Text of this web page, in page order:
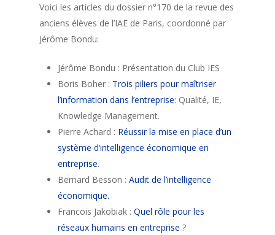
Voici les articles du dossier n°170 de la revue des
anciens élèves de l’IAE de Paris, coordonné par
Jérôme Bondu:
Jérôme Bondu : Présentation du Club IES
Boris Boher : Trois piliers pour maîtriser
l’information dans l’entreprise: Qualité, IE,
Knowledge Management.
Pierre Achard : Réussir la mise en place d’un
système d’intelligence économique en
entreprise.
Bernard Besson : Audit de l’intelligence
économique.
Francois Jakobiak : Quel rôle pour les
réseaux humains en entreprise ?